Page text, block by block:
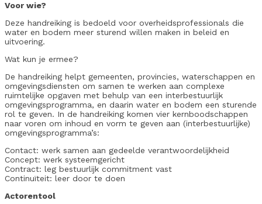
Voor wie?
Deze handreiking is bedoeld voor overheidsprofessionals die
water en bodem meer sturend willen maken in beleid en
uitvoering.
Wat kun je ermee?
De handreiking helpt gemeenten, provincies, waterschappen en
omgevingsdiensten om samen te werken aan complexe
ruimtelijke opgaven met behulp van een interbestuurlijk
omgevingsprogramma, en daarin water en bodem een sturende
rol te geven. In de handreiking komen vier kernboodschappen
naar voren om inhoud en vorm te geven aan (interbestuurlijke)
omgevingsprogramma’s:
Contact: werk samen aan gedeelde verantwoordelijkheid
Concept: werk systeemgericht
Contract: leg bestuurlijk commitment vast
Continuïteit: leer door te doen
Actorentool